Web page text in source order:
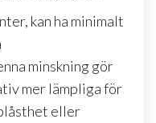
kan ha minimalt
minskning gör
mer lämpliga för
eller